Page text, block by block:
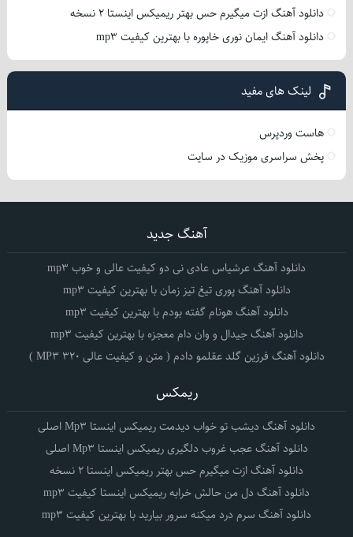
دانلود آهنگ ازت میگیرم حس بهتر ریمیکس اینستا 2 نسخه
دانلود آهنگ ایمان نوری خاپوره با بهترین کیفیت mp3
لینک های مفید
هاست وردپرس
پخش سراسری موزیک در سایت
آهنگ جدید
دانلود آهنگ عرشیاس عادی نی دو کیفیت عالی و خوب mp3
دانلود آهنگ پوری تیغ تیز زمان با بهترین کیفیت mp3
دانلود آهنگ هونام گفته بودم با بهترین کیفیت mp3
دانلود آهنگ جیدال و وان دام معجزه با بهترین کیفیت mp3
دانلود آهنگ فرزین گلد عقلمو دادم ( متن و کیفیت عالی 320 MP3 )
ریمکس
دانلود آهنگ دیشب تو خواب دیدمت ریمیکس اینستا Mp3 اصلی
دانلود آهنگ عجب غروب دلگیری ریمیکس اینستا Mp3 اصلی
دانلود آهنگ ازت میگیرم حس بهتر ریمیکس اینستا 2 نسخه
دانلود آهنگ دل من حالش خرابه ریمیکس اینستا کیفیت mp3
دانلود آهنگ سرم درد میکنه سرور بیارید با بهترین کیفیت mp3